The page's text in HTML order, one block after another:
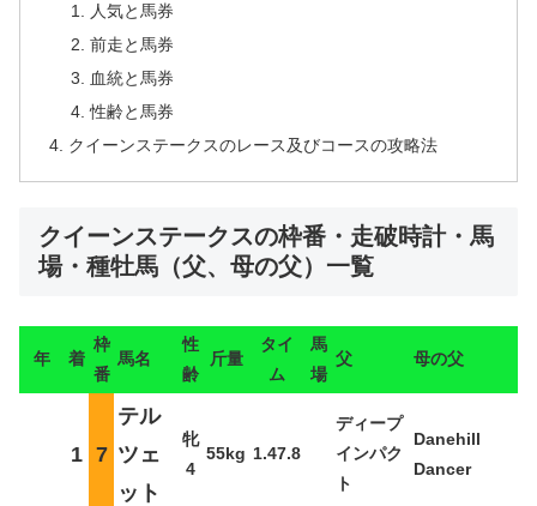
人気と馬券
前走と馬券
血統と馬券
性齢と馬券
クイーンステークスのレース及びコースの攻略法
クイーンステークスの枠番・走破時計・馬
場・種牡馬（父、母の父）一覧
年 着
枠
番
馬名
性
齢
斤量
タイ
ム
馬
場
父 母の父
1 7
テル
ツェ
ット
牝
4
55kg 1.47.8
ディープ
インパク
ト
Danehill
Dancer